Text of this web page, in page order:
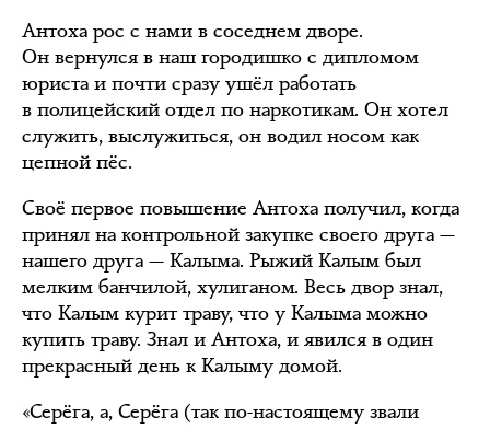
Антоха рос с нами в соседнем дворе.
Он вернулся в наш городишко с дипломом
юриста и почти сразу ушёл работать
в полицейский отдел по наркотикам. Он хотел
служить, выслужиться, он водил носом как
цепной пёс.
Своё первое повышение Антоха получил, когда
принял на контрольной закупке своего друга —
нашего друга — Калыма. Рыжий Калым был
мелким банчилой, хулиганом. Весь двор знал,
что Калым курит траву, что у Калыма можно
купить траву. Знал и Антоха, и явился в один
прекрасный день к Калыму домой.
«Серёга, а, Серёга (так по-настоящему звали